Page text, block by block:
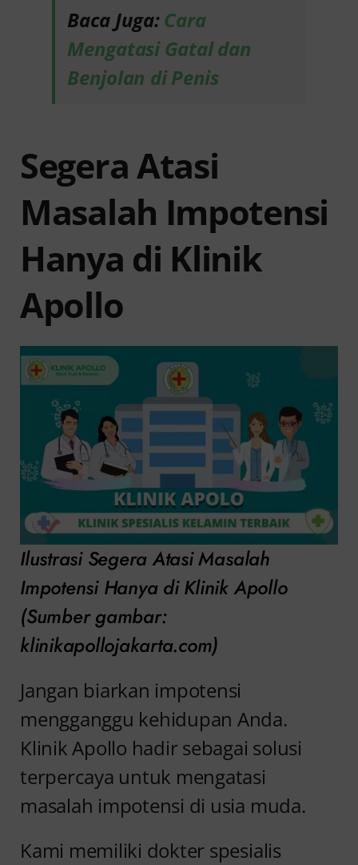
Baca Juga:Cara
Mengatasi Gatal dan
Benjolan di Penis
Segera Atasi
Masalah Impotensi
Hanya di Klinik
Apollo
Ilustrasi Segera Atasi Masalah
Impotensi Hanya di Klinik Apollo
(Sumber gambar:
klinikapollojakarta.com)
Jangan biarkan impotensi
mengganggu kehidupan Anda.
Klinik Apollo hadir sebagai solusi
terpercaya untuk mengatasi
masalah impotensi di usia muda.
Kami memiliki dokter spesialis